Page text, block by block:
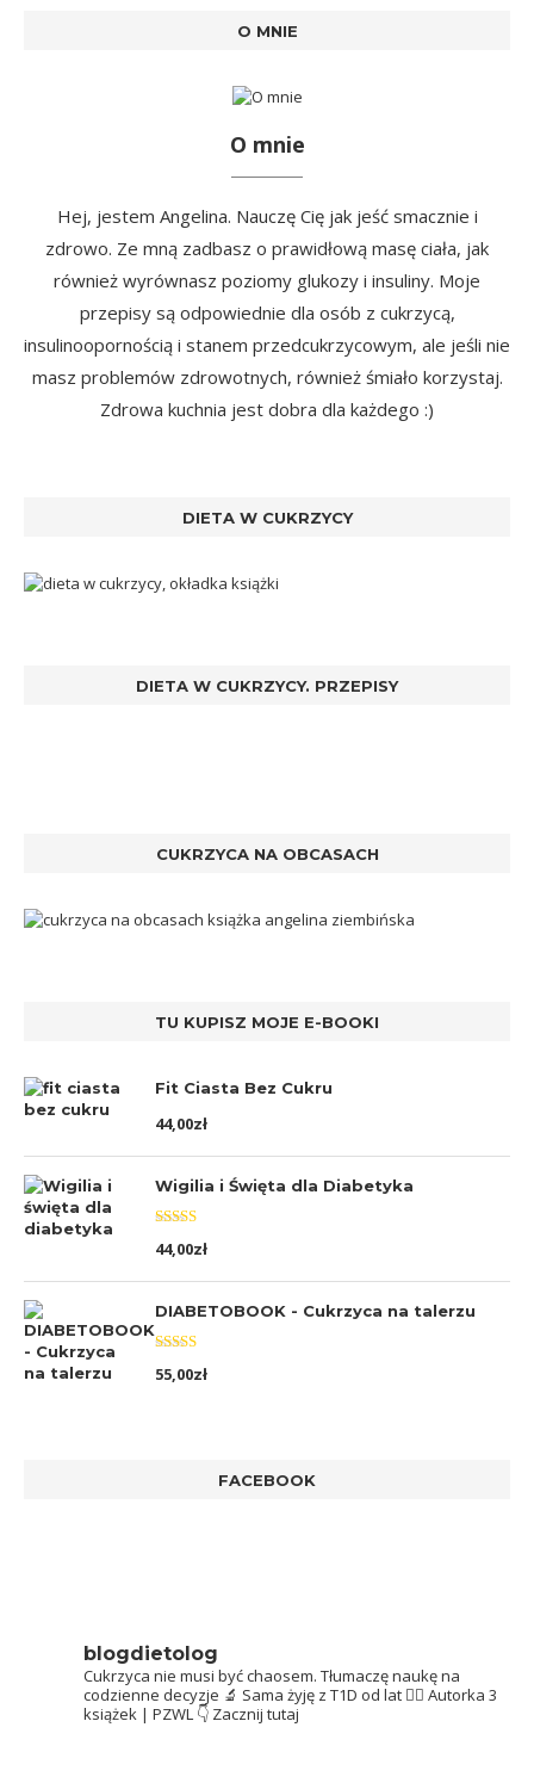
O MNIE
O mnie
Hej, jestem Angelina. Nauczę Cię jak jeść smacznie i
zdrowo. Ze mną zadbasz o prawidłową masę ciała, jak
również wyrównasz poziomy glukozy i insuliny. Moje
przepisy są odpowiednie dla osób z cukrzycą,
insulinoopornością i stanem przedcukrzycowym, ale jeśli nie
masz problemów zdrowotnych, również śmiało korzystaj.
Zdrowa kuchnia jest dobra dla każdego :)
DIETA W CUKRZYCY
DIETA W CUKRZYCY. PRZEPISY
CUKRZYCA NA OBCASACH
TU KUPISZ MOJE E-BOOKI
Fit Ciasta Bez Cukru
44,00zł
Wigilia i Święta dla Diabetyka
Oceniono
5.00na 5
44,00zł
DIABETOBOOK - Cukrzyca na talerzu
Oceniono
5.00na 5
55,00zł
FACEBOOK
blogdietolog
Cukrzyca nie musi być chaosem. Tłumaczę naukę na
codzienne decyzje 🔬 Sama żyję z T1D od lat 👩‍⚕️ Autorka 3
książek | PZWL 👇 Zacznij tutaj